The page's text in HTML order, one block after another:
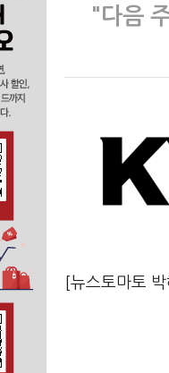
"다음
[뉴스토마토